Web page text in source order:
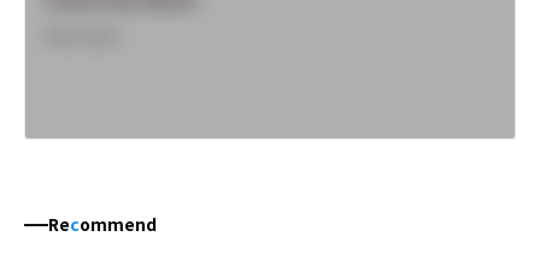
Recommend